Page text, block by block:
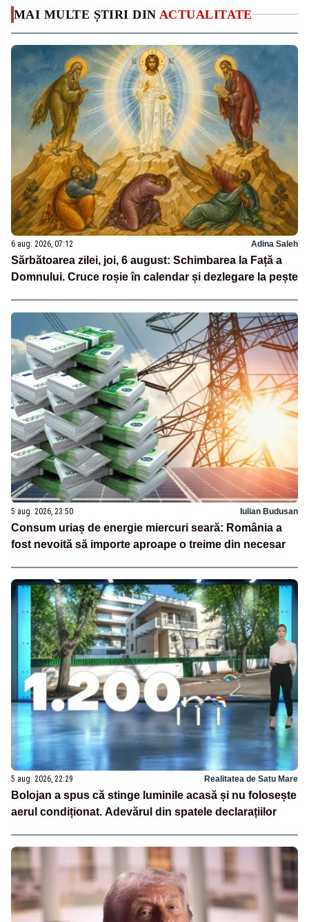
MAI MULTE ȘTIRI DIN ACTUALITATE
6 aug. 2026, 07:12 Adina Saleh
Sărbătoarea zilei, joi, 6 august: Schimbarea la Față a
Domnului. Cruce roșie în calendar și dezlegare la pește
5 aug. 2026, 23:50 Iulian Budusan
Consum uriaș de energie miercuri seară: România a
fost nevoită să importe aproape o treime din necesar
5 aug. 2026, 22:29 Realitatea de Satu Mare
Bolojan a spus că stinge luminile acasă și nu folosește
aerul condiționat. Adevărul din spatele declarațiilor